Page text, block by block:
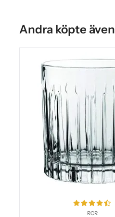
Andra köpte även
RCR